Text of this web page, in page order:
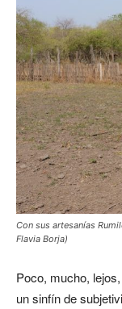
Con sus artesanías
Flavia Borja)
Poco, mucho,
un sinfín de